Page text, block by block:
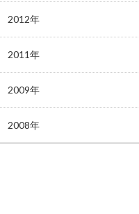
2012年
2011年
2009年
2008年